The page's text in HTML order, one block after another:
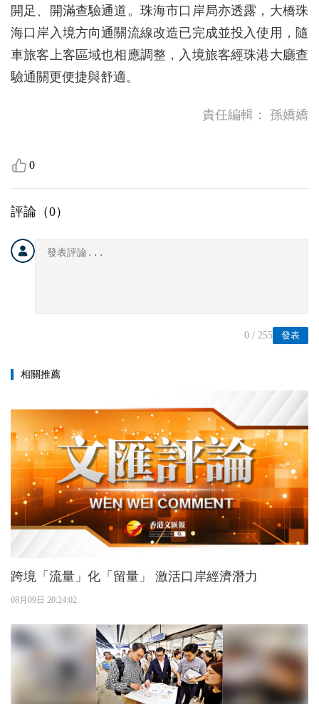
開足、開滿查驗通道。珠海市口岸局亦透露，大橋珠
海口岸入境方向通關流線改造已完成並投入使用，隨
車旅客上客區域也相應調整，入境旅客經珠港大廳查
驗通關更便捷與舒適。
責任編輯： 孫嬌嬌
0
評論（0）
發表
0 / 255
相關推薦
跨境「流量」化「留量」 激活口岸經濟潛力
08月09日 20:24:02